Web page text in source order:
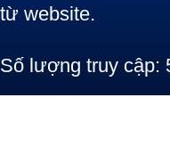
từ website.
Số lượng truy cập: